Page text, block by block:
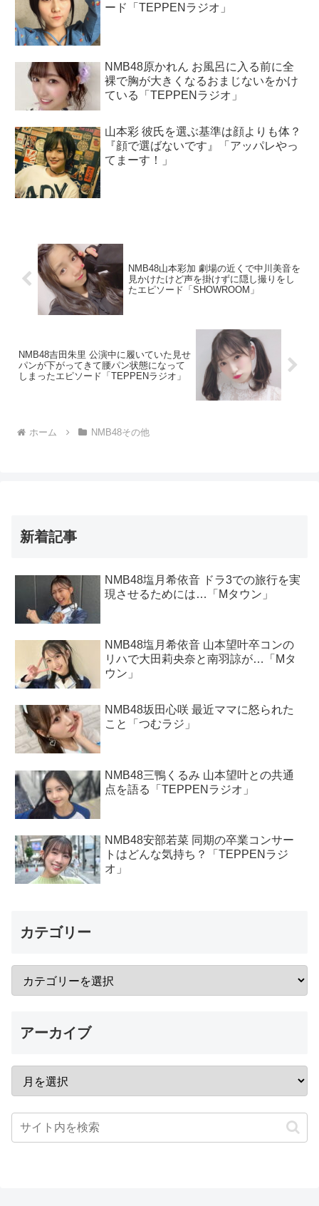
ード「TEPPENラジオ」
NMB48原かれん お風呂に入る前に全
裸で胸が大きくなるおまじないをかけ
ている「TEPPENラジオ」
山本彩 彼氏を選ぶ基準は顔よりも体？
『顔で選ばないです』「アッパレやっ
てまーす！」
NMB48山本彩加 劇場の近くで中川美音を
見かけたけど声を掛けずに隠し撮りをし
たエピソード「SHOWROOM」
NMB48吉田朱里 公演中に履いていた見せ
パンが下がってきて腰パン状態になって
しまったエピソード「TEPPENラジオ」
ホーム NMB48その他
新着記事
NMB48塩月希依音 ドラ3での旅行を実
現させるためには…「Mタウン」
NMB48塩月希依音 山本望叶卒コンの
リハで大田莉央奈と南羽諒が…「Mタ
ウン」
NMB48坂田心咲 最近ママに怒られた
こと「つむラジ」
NMB48三鴨くるみ 山本望叶との共通
点を語る「TEPPENラジオ」
NMB48安部若菜 同期の卒業コンサー
トはどんな気持ち？「TEPPENラジ
オ」
カテゴリー
アーカイブ